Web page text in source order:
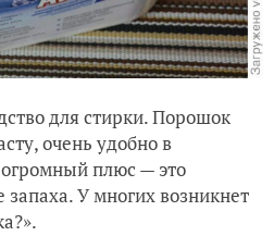
для стирки. Порошок
очень удобно в
плюс — это
запаха. У многих возникнет